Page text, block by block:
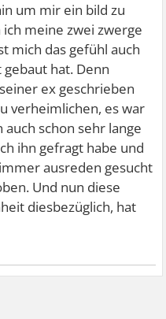
um mir ein bild zu
meine zwei zwerge
mich das gefühl auch
hat. Denn
ex geschrieben
verheimlichen, es war
schon sehr lange
ihn gefragt habe und
ausreden gesucht
Und nun diese
diesbezüglich, hat